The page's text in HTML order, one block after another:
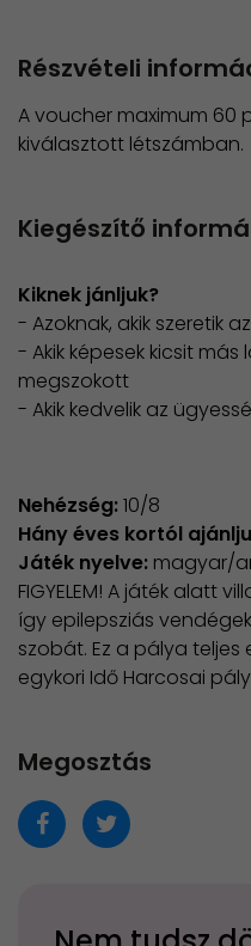
Részvételi
A voucher maximum 60
kiválasztott létszámban.
Kiegészítő
Kiknek jánljuk?
- Azoknak, akik szeretik
- Akik képesek kicsit
megszokott
- Akik kedvelik az
Nehézség:10/8
Hány éves kortól
Játék nyelve: magyar/
​FIGYELEM! A játék alatt
így epilepsziás
szobát. Ez a pálya
egykori Idő Harcosai
Megosztás